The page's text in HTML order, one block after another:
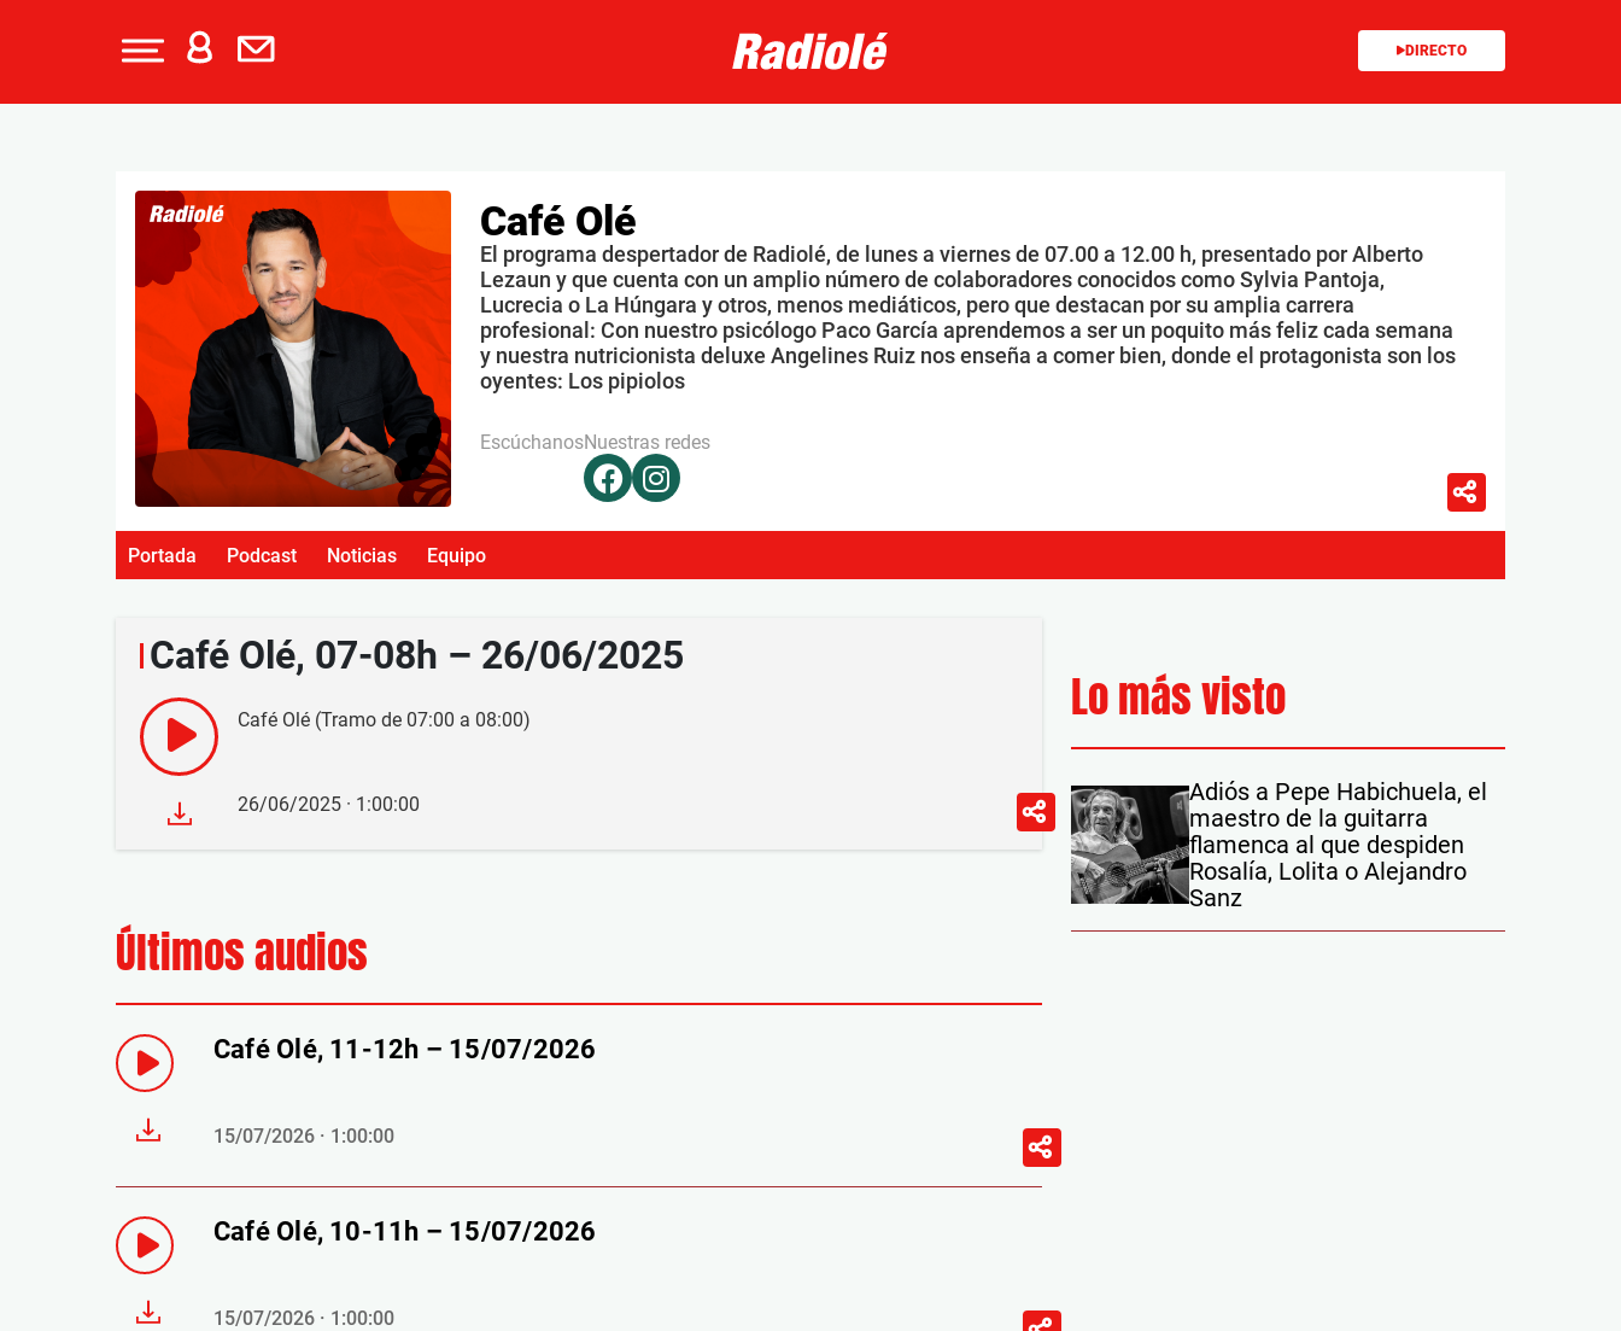
DIRECTO
Café Olé
El programa despertador de Radiolé, de lunes a viernes de 07.00 a 12.00 h, presentado por Alberto
Lezaun y que cuenta con un amplio número de colaboradores conocidos como Sylvia Pantoja,
Lucrecia o La Húngara y otros, menos mediáticos, pero que destacan por su amplia carrera
profesional: Con nuestro psicólogo Paco García aprendemos a ser un poquito más feliz cada semana
y nuestra nutricionista deluxe Angelines Ruiz nos enseña a comer bien, donde el protagonista son los
oyentes: Los pipiolos
EscúchanosNuestras redes
Portada Podcast Noticias Equipo
Café Olé, 07-08h – 26/06/2025
Café Olé (Tramo de 07:00 a 08:00)
26/06/2025 · 1:00:00
Últimos audios
Café Olé, 11-12h – 15/07/2026
15/07/2026 · 1:00:00
Café Olé, 10-11h – 15/07/2026
15/07/2026 · 1:00:00
Lo más visto
Adiós a Pepe Habichuela, el
maestro de la guitarra
flamenca al que despiden
Rosalía, Lolita o Alejandro
Sanz